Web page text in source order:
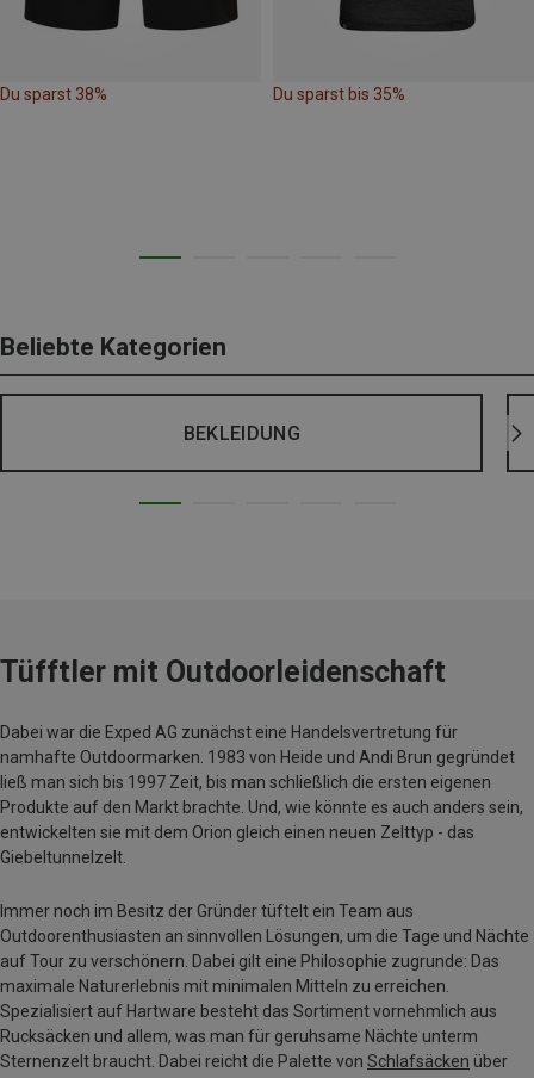
Du sparst 38% Du sparst bis 35%
Beliebte Kategorien
BEKLEIDUNG
Tüfftler mit Outdoorleidenschaft
Dabei war die Exped AG zunächst eine Handelsvertretung für
namhafte Outdoormarken. 1983 von Heide und Andi Brun gegründet
ließ man sich bis 1997 Zeit, bis man schließlich die ersten eigenen
Produkte auf den Markt brachte. Und, wie könnte es auch anders sein,
entwickelten sie mit dem Orion gleich einen neuen Zelttyp - das
Giebeltunnelzelt.
Immer noch im Besitz der Gründer tüftelt ein Team aus
Outdoorenthusiasten an sinnvollen Lösungen, um die Tage und Nächte
auf Tour zu verschönern. Dabei gilt eine Philosophie zugrunde: Das
maximale Naturerlebnis mit minimalen Mitteln zu erreichen.
Spezialisiert auf Hartware besteht das Sortiment vornehmlich aus
Rucksäcken und allem, was man für geruhsame Nächte unterm
Sternenzelt braucht. Dabei reicht die Palette von Schlafsäcken über